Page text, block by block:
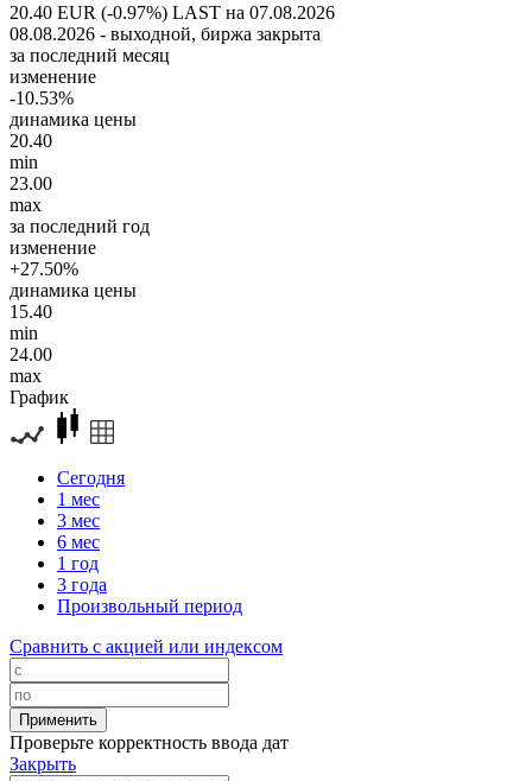
20.40 EUR (-0.97%) LAST на 07.08.2026
08.08.2026 - выходной, биржа закрыта
за последний месяц
изменение
-10.53%
динамика цены
20.40
min
23.00
max
за последний год
изменение
+27.50%
динамика цены
15.40
min
24.00
max
График
Сегодня
1 мес
3 мес
6 мес
1 год
3 года
Произвольный период
Сравнить с акцией или индексом
Проверьте корректность ввода дат
Закрыть